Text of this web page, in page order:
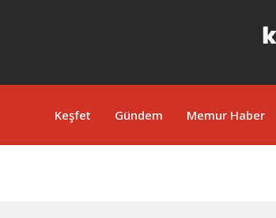
Keşfet Gündem Memur Haber